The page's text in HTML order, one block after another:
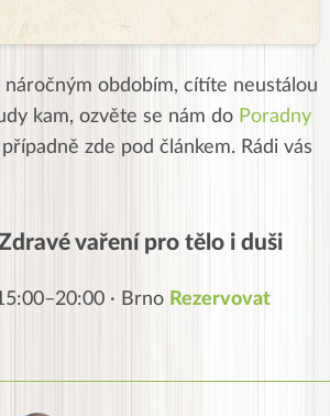
náročným obdobím, cítíte neustálou
kam, ozvěte se nám do Poradny
případně zde pod článkem. Rádi vás
vaření pro tělo i duši
· Brno Rezervovat